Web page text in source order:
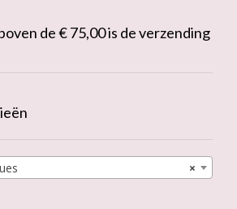
de € 75,00 is de verzending
×